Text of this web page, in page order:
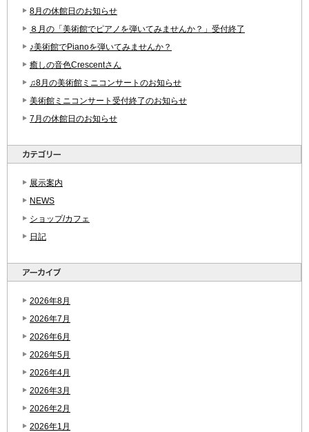
8月の休館日のお知らせ
８月の「美術館でピアノを弾いてみませんか？」受付終了
♪美術館でPianoを弾いてみませんか？
癒しの音色Crescentさん
♫8月の美術館ミニコンサートのお知らせ
美術館ミニコンサート受付終了のお知らせ
7月の休館日のお知らせ
展示案内
NEWS
ショップ/カフェ
日記
2026年8月
2026年7月
2026年6月
2026年5月
2026年4月
2026年3月
2026年2月
2026年1月